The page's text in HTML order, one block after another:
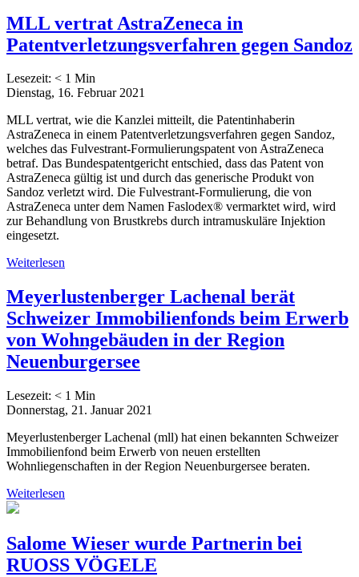
MLL vertrat AstraZeneca in
Patentverletzungsverfahren gegen Sandoz
Lesezeit: < 1 Min
Dienstag, 16. Februar 2021
MLL vertrat, wie die Kanzlei mitteilt, die Patentinhaberin
AstraZeneca in einem Patentverletzungsverfahren gegen Sandoz,
welches das Fulvestrant-Formulierungspatent von AstraZeneca
betraf. Das Bundespatentgericht entschied, dass das Patent von
AstraZeneca gültig ist und durch das generische Produkt von
Sandoz verletzt wird. Die Fulvestrant-Formulierung, die von
AstraZeneca unter dem Namen Faslodex® vermarktet wird, wird
zur Behandlung von Brustkrebs durch intramuskuläre Injektion
eingesetzt.
Weiterlesen
Meyerlustenberger Lachenal berät
Schweizer Immobilienfonds beim Erwerb
von Wohngebäuden in der Region
Neuenburgersee
Lesezeit: < 1 Min
Donnerstag, 21. Januar 2021
Meyerlustenberger Lachenal (mll) hat einen bekannten Schweizer
Immobilienfond beim Erwerb von neuen erstellten
Wohnliegenschaften in der Region Neuenburgersee beraten.
Weiterlesen
Salome Wieser wurde Partnerin bei
RUOSS VÖGELE